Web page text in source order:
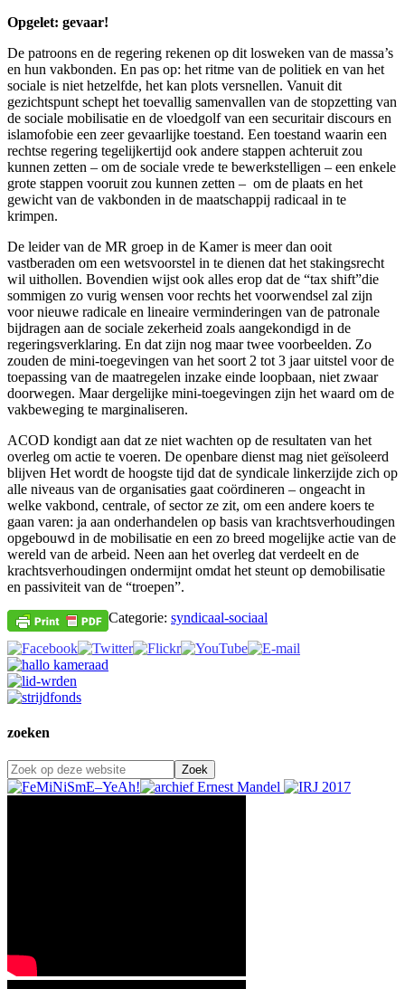
Opgelet: gevaar!
De patroons en de regering rekenen op dit losweken van de massa’s
en hun vakbonden. En pas op: het ritme van de politiek en van het
sociale is niet hetzelfde, het kan plots versnellen. Vanuit dit
gezichtspunt schept het toevallig samenvallen van de stopzetting van
de sociale mobilisatie en de vloedgolf van een securitair discours en
islamofobie een zeer gevaarlijke toestand. Een toestand waarin een
rechtse regering tegelijkertijd ook andere stappen achteruit zou
kunnen zetten – om de sociale vrede te bewerkstelligen – een enkele
grote stappen vooruit zou kunnen zetten – om de plaats en het
gewicht van de vakbonden in de maatschappij radicaal in te
krimpen.
De leider van de MR groep in de Kamer is meer dan ooit
vastberaden om een wetsvoorstel in te dienen dat het stakingsrecht
wil uithollen. Bovendien wijst ook alles erop dat de “tax shift”die
sommigen zo vurig wensen voor rechts het voorwendsel zal zijn
voor nieuwe radicale en lineaire verminderingen van de patronale
bijdragen aan de sociale zekerheid zoals aangekondigd in de
regeringsverklaring. En dat zijn nog maar twee voorbeelden. Zo
zouden de mini-toegevingen van het soort 2 tot 3 jaar uitstel voor de
toepassing van de maatregelen inzake einde loopbaan, niet zwaar
doorwegen. Maar dergelijke mini-toegevingen zijn het waard om de
vakbeweging te marginaliseren.
ACOD kondigt aan dat ze niet wachten op de resultaten van het
overleg om actie te voeren. De openbare dienst mag niet geïsoleerd
blijven Het wordt de hoogste tijd dat de syndicale linkerzijde zich op
alle niveaus van de organisaties gaat coördineren – ongeacht in
welke vakbond, centrale, of sector ze zit, om een andere koers te
gaan varen: ja aan onderhandelen op basis van krachtsverhoudingen
opgebouwd in de mobilisatie en een zo breed mogelijke actie van de
wereld van de arbeid. Neen aan het overleg dat verdeelt en de
krachtsverhoudingen ondermijnt omdat het steunt op demobilisatie
en passiviteit van de “troepen”.
Categorie: syndicaal-sociaal
zoeken